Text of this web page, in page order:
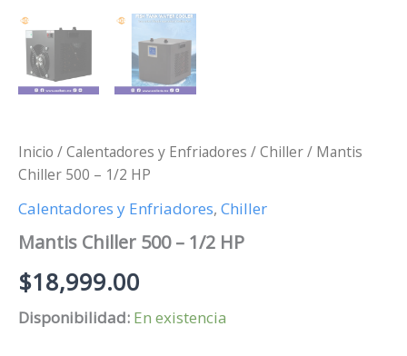
Inicio /Calentadores y Enfriadores /Chiller/ Mantis
Chiller 500 – 1/2 HP
Calentadores y Enfriadores, Chiller
Mantis Chiller 500 – 1/2 HP
$18,999.00
Disponibilidad: En existencia